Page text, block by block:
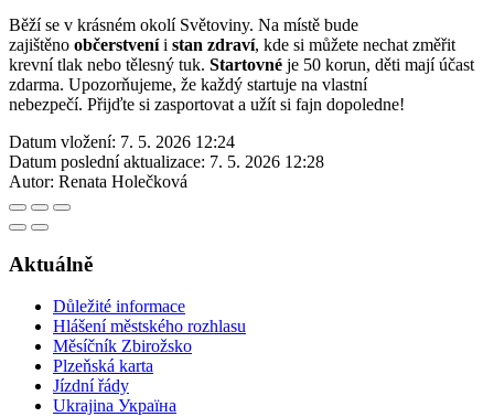
Běží se v krásném okolí Světoviny. Na místě bude
zajištěno občerstveníi stan zdraví, kde si můžete nechat změřit
krevní tlak nebo tělesný tuk. Startovné je 50 korun, děti mají účast
zdarma. Upozorňujeme, že každý startuje na vlastní
nebezpečí. Přijďte si zasportovat a užít si fajn dopoledne!
Datum vložení: 7. 5. 2026 12:24
Datum poslední aktualizace: 7. 5. 2026 12:28
Autor: Renata Holečková
Aktuálně
Důležité informace
Hlášení městského rozhlasu
Měsíčník Zbirožsko
Plzeňská karta
Jízdní řády
Ukrajina Україна